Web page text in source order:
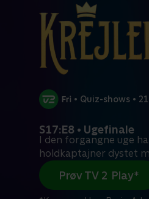
• Quiz-shows •
S17:E8 • Ugefinale
I den forgangne uge
holdkaptajner dystet
Prøv TV 2 Play*